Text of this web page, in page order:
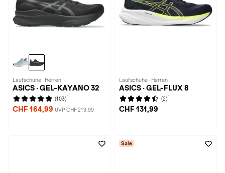
Laufschuhe · Herren
ASICS · GEL-KAYANO 32
(103) 1
CHF 164,99 UVP CHF 219,99
Laufschuhe · Herren
ASICS · GEL-FLUX 8
(2) 1
CHF 131,99
Sale